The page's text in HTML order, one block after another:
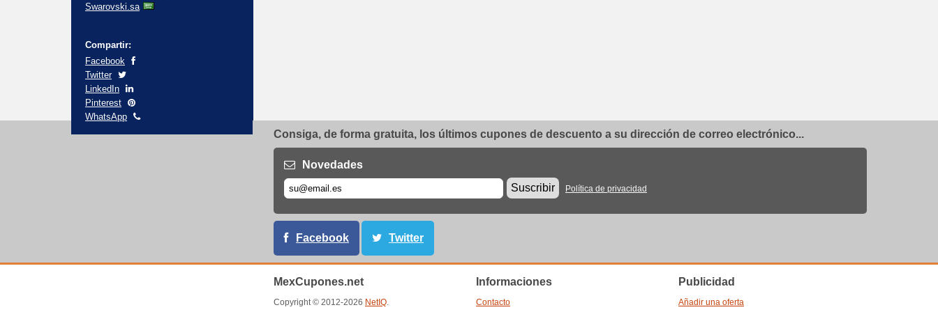
Swarovski.sa
Compartir:
Facebook
Twitter
LinkedIn
Pinterest
WhatsApp
Consiga, de forma gratuita, los últimos cupones de descuento a su dirección de correo electrónico...
Novedades
Suscribir
Política de privacidad
Facebook Twitter
MexCupones.net
Copyright © 2012-2026 NetIQ.
Informaciones
Contacto
Publicidad
Añadir una oferta